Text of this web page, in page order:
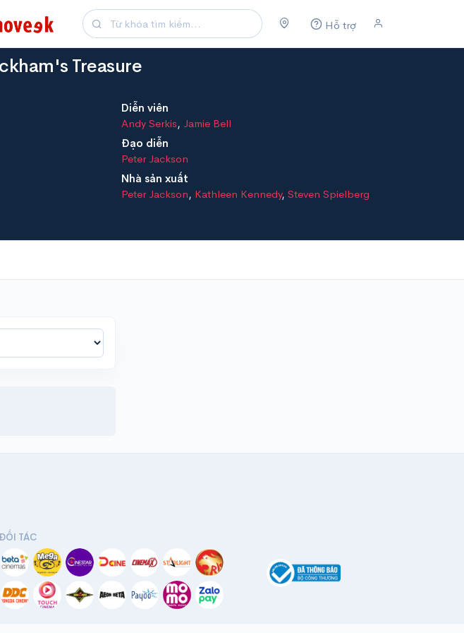
Hỗ trợ
Treasure
Diễn viên
Andy Serkis, Jamie Bell
Đạo diễn
Peter Jackson
Nhà sản xuất
Peter Jackson, Kathleen Kennedy,Steven Spielberg
ĐỐI TÁC